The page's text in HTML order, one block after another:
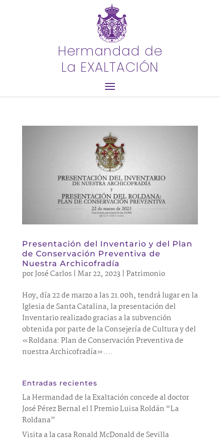
Hermandad de
La EXALTACIÓN
Presentación del Inventario y del Plan
de Conservación Preventiva de
Nuestra Archicofradía
porJosé Carlos| Mar 22, 2023| Patrimonio
Hoy, día 22 de marzo a las 21.00h, tendrá lugar en la
Iglesia de Santa Catalina, la presentación del
Inventario realizado gracias a la subvención
obtenida por parte de la Consejería de Cultura y del
«Roldana: Plan de Conservación Preventiva de
nuestra Archicofradía»....
Entradas recientes
La Hermandad de la Exaltación concede al doctor
José Pérez Bernal el I Premio Luisa Roldán “La
Roldana”
Visita a la casa Ronald McDonald de Sevilla